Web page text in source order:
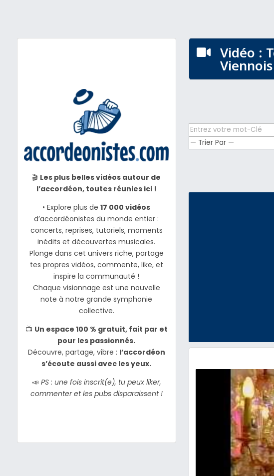
🎬 Les plus belles vidéos autour de
l’accordéon, toutes réunies ici !
• Explore plus de17 000 vidéos
d’accordéonistes du monde entier :
concerts, reprises, tutoriels, moments
inédits et découvertes musicales.
Plonge dans cet univers riche, partage
tes propres vidéos, commente, like, et
inspire la communauté !
Chaque visionnage est une nouvelle
note à notre grande symphonie
collective.
📺 Un espace 100 % gratuit, fait par et
pour les passionnés.
Découvre, partage, vibre : l’accordéon
s’écoute aussi avec les yeux.
📣 PS : une fois inscrit(e), tu peux liker,
commenter et les pubs disparaissent !
 Vidéo :